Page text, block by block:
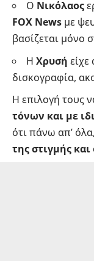
Ο Νικόλαος
FOX News με
βασίζεται μόνο
Η Χρυσή
δισκογραφία,
Η επιλογή τους
τόνων και με
ότι πάνω απ’
της στιγμής